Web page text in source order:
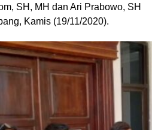
SH, MH dan Ari Prabowo, SH
Kamis (19/11/2020).